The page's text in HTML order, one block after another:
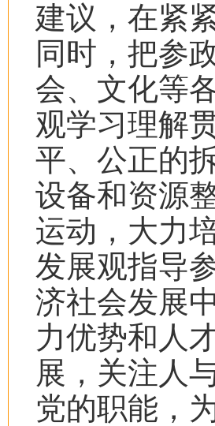
建议，在紧
同时，把参
会、文化等
观学习理解
平、公正的
设备和资源
运动，大力
发展观指导
济社会发展
力优势和人
展，关注人
党的职能，